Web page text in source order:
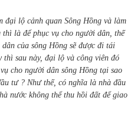
đại lộ cảnh quan Sông Hồng và làm
là để phục vụ cho người dân, thế
của sông Hồng sẽ được đi tái
sau này, đại lộ và công viên đó
cho người dân sông Hồng tại sao
tư ? Như thế, có nghĩa là nhà đầu
nước không thể thu hồi đất để giao